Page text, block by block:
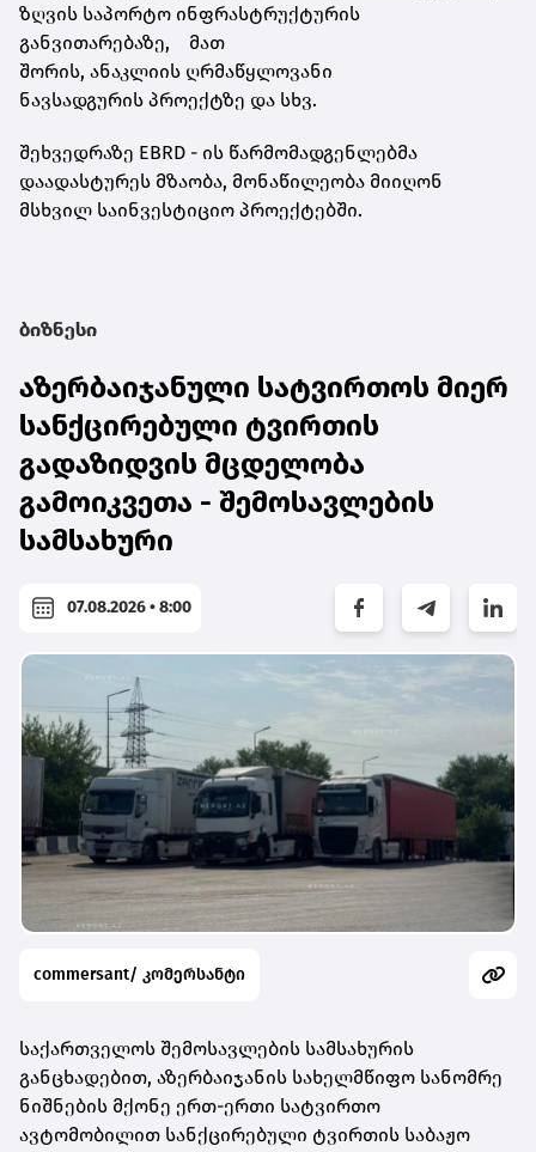
ზღვის საპორტო ინფრასტრუქტურის
განვითარებაზე,
მათ
შორის, ანაკლიის ღრმაწყლოვანი
ნავსადგურის პროექტზე და სხვ.
შეხვედრაზე EBRD - ის წარმომადგენლებმა
დაადასტურეს მზაობა, მონაწილეობა მიიღონ
მსხვილ საინვესტიციო პროექტებში.
ბიზნესი
აზერბაიჯანული სატვირთოს მიერ
სანქცირებული ტვირთის
გადაზიდვის მცდელობა
გამოიკვეთა - შემოსავლების
სამსახური
07.08.2026 • 8:00
commersant/ კომერსანტი
საქართველოს შემოსავლების სამსახურის
განცხადებით, აზერბაიჯანის სახელმწიფო სანომრე
ნიშნების მქონე ერთ-ერთი სატვირთო
ავტომობილით სანქცირებული ტვირთის საბაჟო